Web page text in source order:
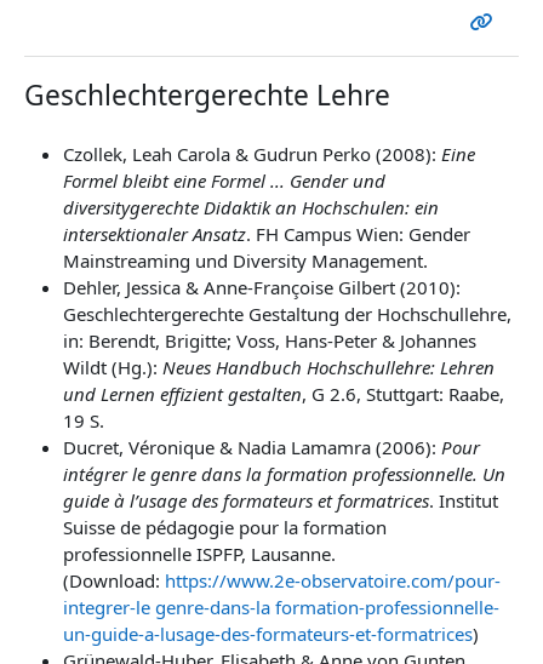
Geschlechtergerechte Lehre
Czollek, Leah Carola & Gudrun Perko (2008): Eine
Formel bleibt eine Formel ... Gender und
diversitygerechte Didaktik an Hochschulen: ein
intersektionaler Ansatz. FH Campus Wien: Gender
Mainstreaming und Diversity Management.
Dehler, Jessica & Anne-Françoise Gilbert (2010):
Geschlechtergerechte Gestaltung der Hochschullehre,
in: Berendt, Brigitte; Voss, Hans-Peter & Johannes
Wildt (Hg.): Neues Handbuch Hochschullehre: Lehren
und Lernen effizient gestalten, G 2.6, Stuttgart: Raabe,
19 S.
Ducret, Véronique & Nadia Lamamra (2006): Pour
intégrer le genre dans la formation professionnelle. Un
guide à l’usage des formateurs et formatrices. Institut
Suisse de pédagogie pour la formation
professionnelle ISPFP, Lausanne.
(Download: https://www.2e-observatoire.com/pour-
integrer-le genre-dans-la formation-professionnelle-
un-guide-a-lusage-des-formateurs-et-formatrices)